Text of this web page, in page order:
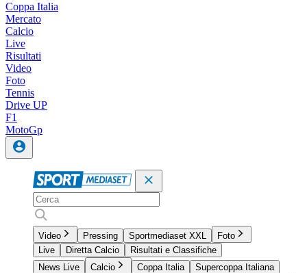
Coppa Italia
Mercato
Calcio
Live
Risultati
Video
Foto
Tennis
Drive UP
F1
MotoGp
Video Pressing Sportmediaset XXL
Foto
Live
Diretta Calcio
Risultati e Classifiche
News Live
Calcio Coppa Italia
Supercoppa Italiana